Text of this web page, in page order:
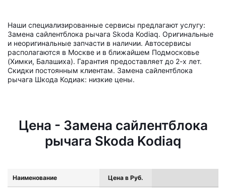
Наши специализированные сервисы предлагают услугу:
Замена сайлентблока рычага Skoda Kodiaq. Оригинальные
и неоригинальные запчасти в наличии. Автосервисы
располагаются в Москве и в ближайшем Подмосковье
(Химки, Балашиха). Гарантия предоставляет до 2-х лет.
Скидки постоянным клиентам. Замена сайлентблока
рычага Шкода Кодиак: низкие цены.
Цена - Замена сайлентблока
рычага Skoda Kodiaq
Наименование Цена в Руб.